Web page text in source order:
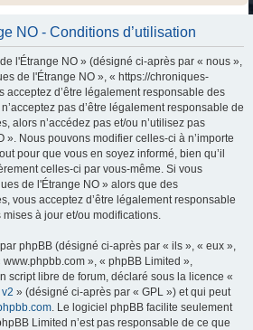
NO - Conditions d’utilisation
l'Étrange NO » (désigné ci-après par « nous »,
de l'Étrange NO », « https://chroniques-
acceptez d’être légalement responsable des
pas d’être légalement responsable de
alors n’accédez pas et/ou n’utilisez pas
». Nous pouvons modifier celles-ci à n’importe
pour que vous en soyez informé, bien qu’il
celles-ci par vous-même. Si vous
de l'Étrange NO » alors que des
vous acceptez d’être légalement responsable
à jour et/ou modifications.
phpBB (désigné ci-après par « ils », « eux »,
», « phpBB Limited »,
script libre de forum, déclaré sous la licence «
» (désigné ci-après par « GPL ») et qui peut
. Le logiciel phpBB facilite seulement
Limited n’est pas responsable de ce que